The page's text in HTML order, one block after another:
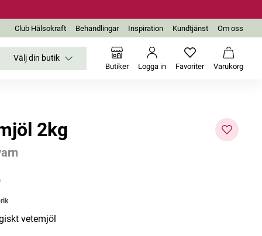
Club Hälsokraft Behandlingar Inspiration Kundtjänst Om oss
Välj din butik
Butiker Logga in FavoriterInga favoriter
Varukorg
2kg
vetemjöl